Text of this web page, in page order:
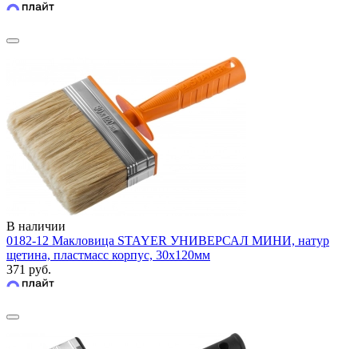
В наличии
0182-12 Макловица STAYER УНИВЕРСАЛ МИНИ, натур
щетина, пластмасс корпус, 30х120мм
371 руб.